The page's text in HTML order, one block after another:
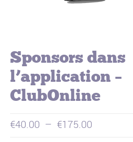
Sponsors dans
l’application –
ClubOnline
€40.00 – €175.00